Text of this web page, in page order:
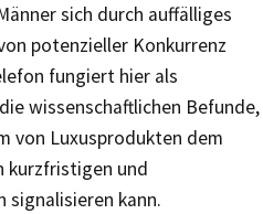
sich durch auffälliges
potenzieller Konkurrenz
fungiert hier als
wissenschaftlichen Befunde,
von Luxusprodukten dem
kurzfristigen und
signalisieren kann.